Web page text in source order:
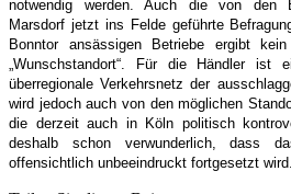
notwendig werden. Auch die von den
Marsdorf jetzt ins Felde geführte
Bonntor ansässigen Betriebe ergibt
„Wunschstandort“. Für die Händler ist
überregionale Verkehrsnetz der
wird jedoch auch von den möglichen
die derzeit auch in Köln politisch
deshalb schon verwunderlich, dass
offensichtlich unbeeindruckt fortgesetzt wird.